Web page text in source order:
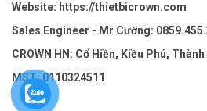
Website: https://thietbicrown.com
Sales Engineer - Mr Cường:
CROWN HN: Cổ Hiền, Kiều Phú,
MST: 0110324511